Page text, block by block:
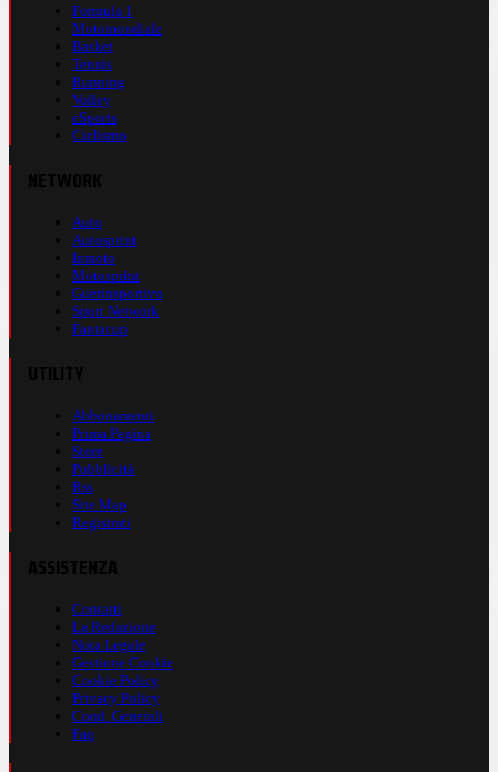
Formula 1
Motomondiale
Basket
Tennis
Running
Volley
eSports
Ciclismo
Auto
Autosprint
Inmoto
Motosprint
Guerinsportivo
Sport Network
Fantacup
Abbonamenti
Prima Pagina
Store
Pubblicità
Rss
Site Map
Registrati
Contatti
La Redazione
Nota Legale
Gestione Cookie
Cookie Policy
Privacy Policy
Cond. Generali
Faq